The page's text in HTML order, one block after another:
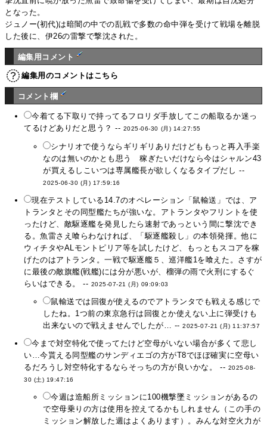
となった。
ジュノー(初代)は暗闇の中での乱戦で多数の命中弾を受けて戦場を離脱
した後に、伊26の雷撃で撃沈された。
編集用コメント
編集用のコメントはこちら
コメント欄
今着てる下取りで持ってるフロリダ手放してこの船取るか迷っ
てるけどありだと思う？ -- 2025-06-30 (月) 14:27:55
シナリオで使うならギリギリありだけどももっと再入手楽
なのは無いのかとも思う 稼ぎたいだけなら今はシャルン43
が買えるしこいつは専属艦長が欲しくなるタイプだし --
2025-06-30 (月) 17:59:16
現在テストしている14.7のオペレーション「鼠輸送」では、ア
トランタとその同型艦たちが強いな。アトランタやフリントを使
ったけど、敵駆逐艦を発見したら速射であっという間に撃沈でき
る。魚雷さえ喰らわなければ、「駆逐艦殺し」の本領発揮。他に
ウィチタやALモントピリア等を試したけど、もっともスコアを稼
げたのはアトランタ。一戦で駆逐艦５、巡洋艦1を喰えた。さすが
に最後の敵旗艦(戦艦)には分が悪いが、榴弾の雨で火刑にするぐ
らいはできる。 -- 2025-07-21 (月) 09:09:03
鼠輸送では回復が使えるのでアトランタでも戦える感じで
したね。1つ前の東京急行は回復とか使えない上に弾受けも
出来ないので戦えませんでしたが… --2025-07-21 (月) 11:37:57
今まで対空特化で使ってたけど空母がいない場合が多くて悲し
い…今貰える同型艦のサンディエゴの方がT8でほぼ確実に空母い
るだろうし対空特化するならそっちの方が良いかな。 -- 2025-08-
30 (土) 19:47:16
今週は造船所ミッションに100機撃墜ミッションがあるの
で空母乗りの方は使用を控えてるかもしれません（この手の
ミッション解放した週はよくあります）。みんな対空火力が